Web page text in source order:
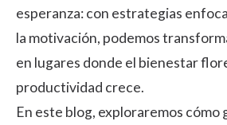
esperanza: con estrategias
la motivación, podemos
en lugares donde el bienestar
productividad crece.
En este blog, exploraremos cómo